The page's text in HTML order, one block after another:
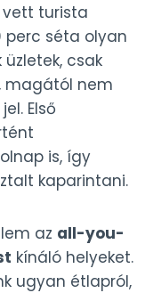
vett turista
perc séta olyan
csak
magától nem
Első
is, így
kaparintani.
az all-you-
kínáló helyeket.
ugyan étlapról,